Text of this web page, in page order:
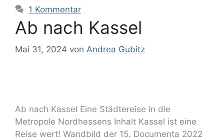
1 Kommentar
Ab nach Kassel
Mai 31, 2024 von Andrea Gubitz
Ab nach Kassel Eine Städtereise in die
Metropole Nordhessens Inhalt Kassel ist eine
Reise wert! Wandbild der 15. Documenta 2022